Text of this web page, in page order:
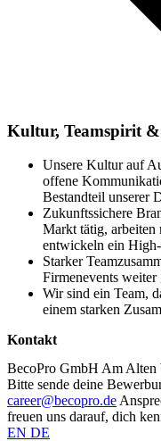
Kultur, Teamspirit
Unsere Kultur auf
offene
Bestandteil unserer
Zukunftssichere
Markt tätig, arbeiten
entwickeln ein
Starker
Firmenevents
Wir sind ein Team,
einem starken
Kontakt
BecoPro GmbH Am Alten
Bitte sende deine
career@becopro.de
freuen uns darauf, dich
EN DE